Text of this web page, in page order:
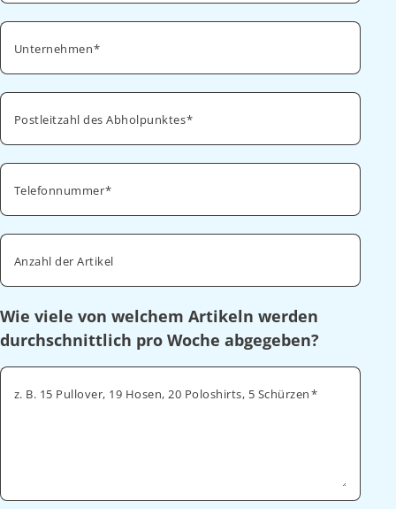
Unternehmen
Postleitzahl des Abholpunktes
Telefonnummer
Anzahl der Artikel
Wie viele von welchem Artikeln werden
durchschnittlich pro Woche abgegeben?
z. B. 15 Pullover, 19 Hosen, 20 Poloshirts, 5 Schürzen